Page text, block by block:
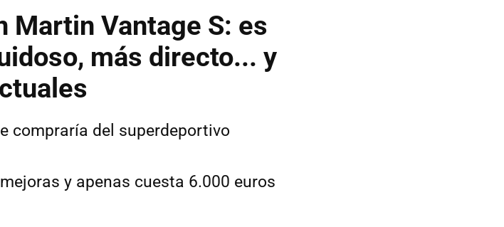
Martin Vantage S: es
más directo... y
compraría del superdeportivo
y apenas cuesta 6.000 euros